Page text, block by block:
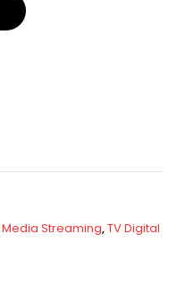
Media Streaming,TV Digital